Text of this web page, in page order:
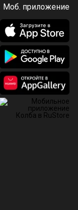
Моб. приложение